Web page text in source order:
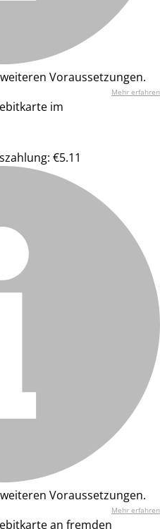
Voraussetzungen.
Mehr erfahren
im
€5.11
Voraussetzungen.
Mehr erfahren
an fremden